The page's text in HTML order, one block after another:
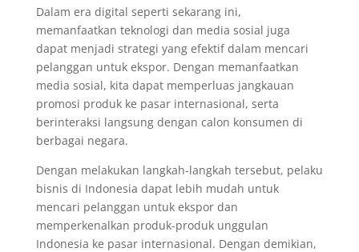
Dalam era digital seperti sekarang ini,
memanfaatkan teknologi dan media sosial juga
dapat menjadi strategi yang efektif dalam mencari
pelanggan untuk ekspor. Dengan memanfaatkan
media sosial, kita dapat memperluas jangkauan
promosi produk ke pasar internasional, serta
berinteraksi langsung dengan calon konsumen di
berbagai negara.
Dengan melakukan langkah-langkah tersebut, pelaku
bisnis di Indonesia dapat lebih mudah untuk
mencari pelanggan untuk ekspor dan
memperkenalkan produk-produk unggulan
Indonesia ke pasar internasional. Dengan demikian,